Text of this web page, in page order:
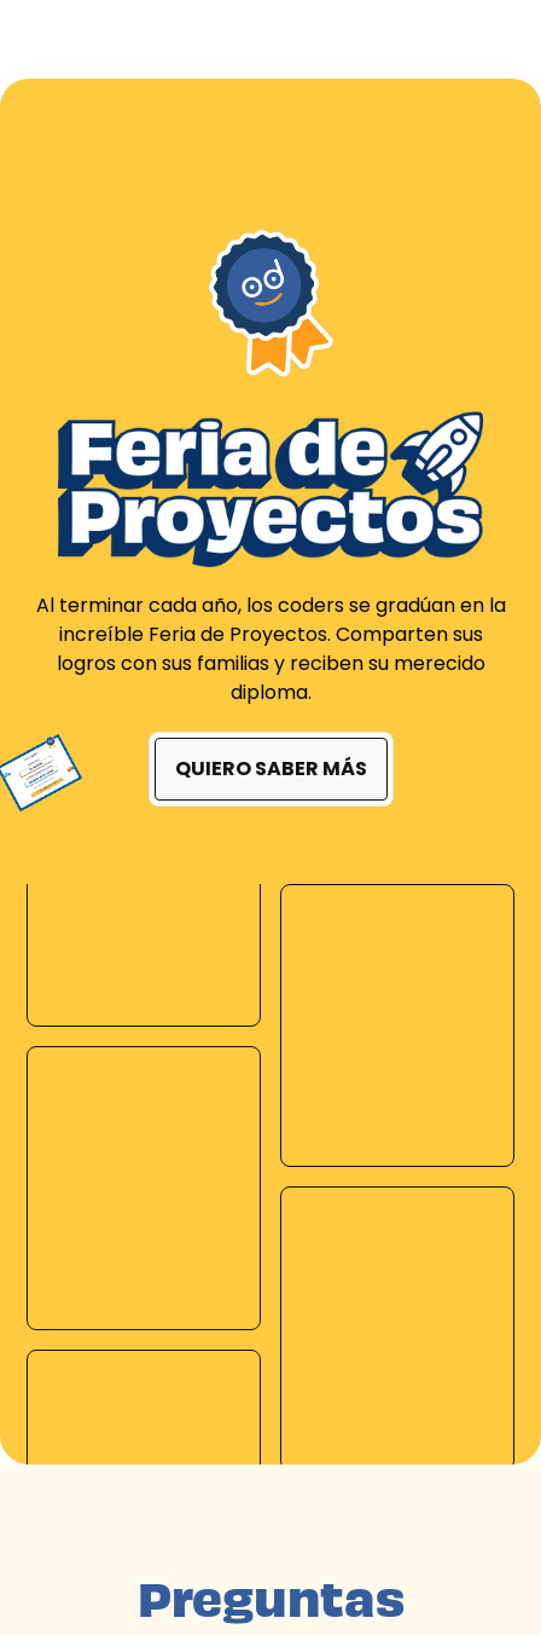
Al terminar cada año, los coders se gradúan en la
increíble Feria de Proyectos. Comparten sus
logros con sus familias y reciben su merecido
diploma.
QUIERO SABER MÁS
Preguntas